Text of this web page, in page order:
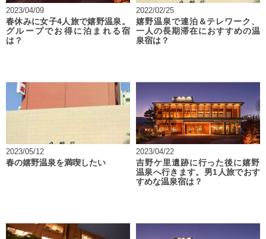
2023/04/09
春休みに女子4人旅で嬉野温泉。
グループでお得に泊まれる宿
は？
2022/02/25
嬉野温泉で連泊＆テレワーク、
一人の長期滞在におすすめの温
泉宿は？
2023/05/12
春の嬉野温泉を満喫したい
2023/04/22
吉野ケ里遺跡に行った後に嬉野
温泉へ行きます。男1人旅でおす
すめな温泉宿は？